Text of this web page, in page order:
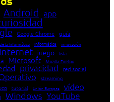
Android app
Google Chrome guía
la Informática Informática innovación
Internet juego lista
Microsoft Mozilla Firefox
privacidad red social
streaming
tutorial Unión Europea vídeo
Windows YouTube